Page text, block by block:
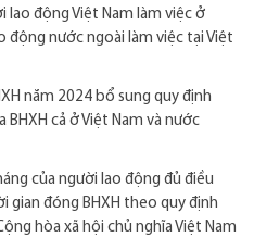
lao động Việt Nam làm việc ở
động nước ngoài làm việc tại Việt
năm 2024 bổ sung quy định
cả ở Việt Nam và nước
của người lao động đủ điều
gian đóng BHXH theo quy định
hòa xã hội chủ nghĩa Việt Nam